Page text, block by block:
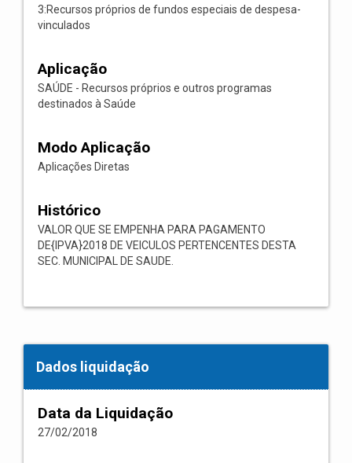
3:Recursos próprios de fundos especiais de despesa-
vinculados
Aplicação
SAÚDE - Recursos próprios e outros programas
destinados à Saúde
Modo Aplicação
Aplicações Diretas
Histórico
VALOR QUE SE EMPENHA PARA PAGAMENTO
DE{IPVA}2018 DE VEICULOS PERTENCENTES DESTA
SEC. MUNICIPAL DE SAUDE.
Dados liquidação
Data da Liquidação
27/02/2018